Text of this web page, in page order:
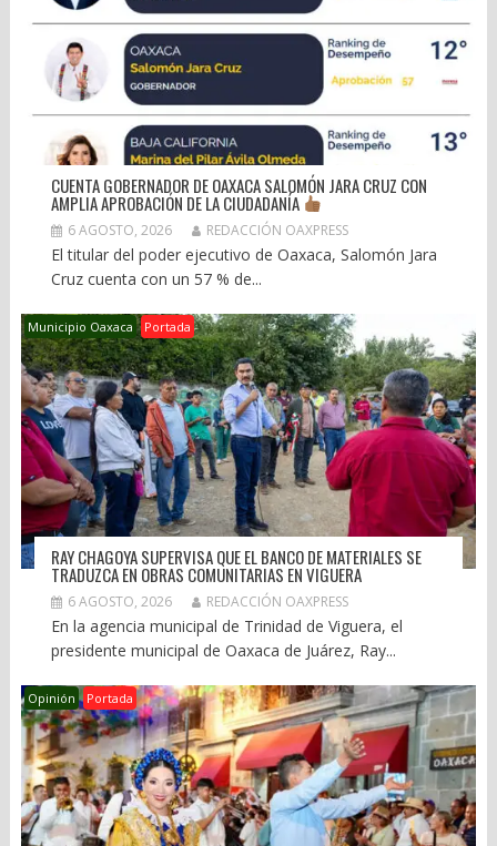
CUENTA GOBERNADOR DE OAXACA SALOMÓN JARA CRUZ CON
AMPLIA APROBACIÓN DE LA CIUDADANÍA
6 AGOSTO, 2026 REDACCIÓN OAXPRESS
El titular del poder ejecutivo de Oaxaca, Salomón Jara
Cruz cuenta con un 57 % de...
Municipio Oaxaca Portada
RAY CHAGOYA SUPERVISA QUE EL BANCO DE MATERIALES SE
TRADUZCA EN OBRAS COMUNITARIAS EN VIGUERA
6 AGOSTO, 2026 REDACCIÓN OAXPRESS
En la agencia municipal de Trinidad de Viguera, el
presidente municipal de Oaxaca de Juárez, Ray...
Opinión Portada